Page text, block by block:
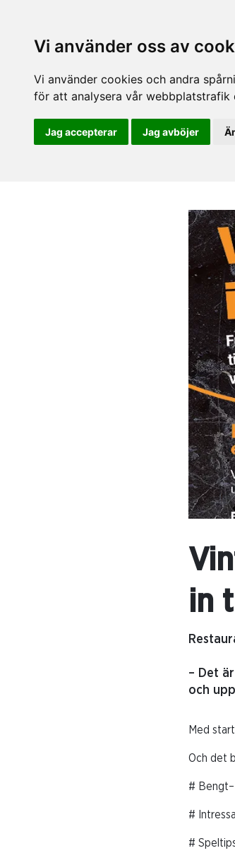
Vi använder oss av
Vi använder cookies och andra
för att analysera vår
Jag accepterar Jag avböjer
in
– Det
och
Med
Och det
#
#
#